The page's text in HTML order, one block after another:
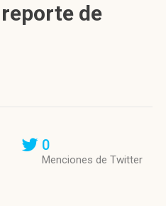
de
0
Menciones de Twitter